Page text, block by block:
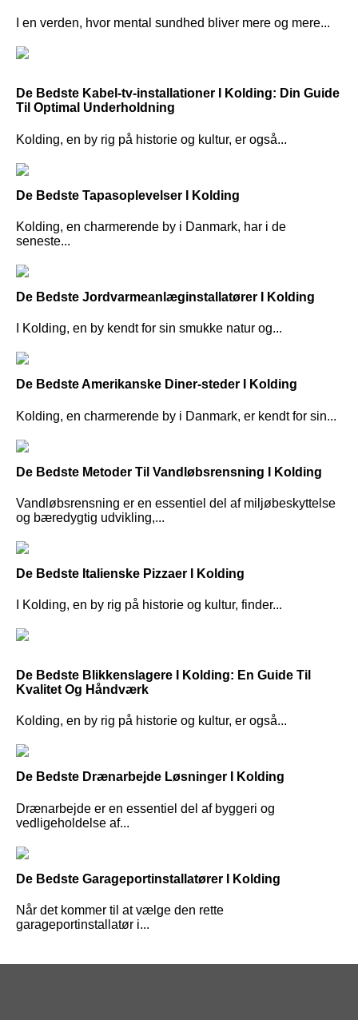
I en verden, hvor mental sundhed bliver mere og mere...
De Bedste Kabel-tv-installationer I Kolding: Din Guide
Til Optimal Underholdning
Kolding, en by rig på historie og kultur, er også...
De Bedste Tapasoplevelser I Kolding
Kolding, en charmerende by i Danmark, har i de
seneste...
De Bedste Jordvarmeanlæginstallatører I Kolding
I Kolding, en by kendt for sin smukke natur og...
De Bedste Amerikanske Diner-steder I Kolding
Kolding, en charmerende by i Danmark, er kendt for sin...
De Bedste Metoder Til Vandløbsrensning I Kolding
Vandløbsrensning er en essentiel del af miljøbeskyttelse
og bæredygtig udvikling,...
De Bedste Italienske Pizzaer I Kolding
I Kolding, en by rig på historie og kultur, finder...
De Bedste Blikkenslagere I Kolding: En Guide Til
Kvalitet Og Håndværk
Kolding, en by rig på historie og kultur, er også...
De Bedste Drænarbejde Løsninger I Kolding
Drænarbejde er en essentiel del af byggeri og
vedligeholdelse af...
De Bedste Garageportinstallatører I Kolding
Når det kommer til at vælge den rette
garageportinstallatør i...